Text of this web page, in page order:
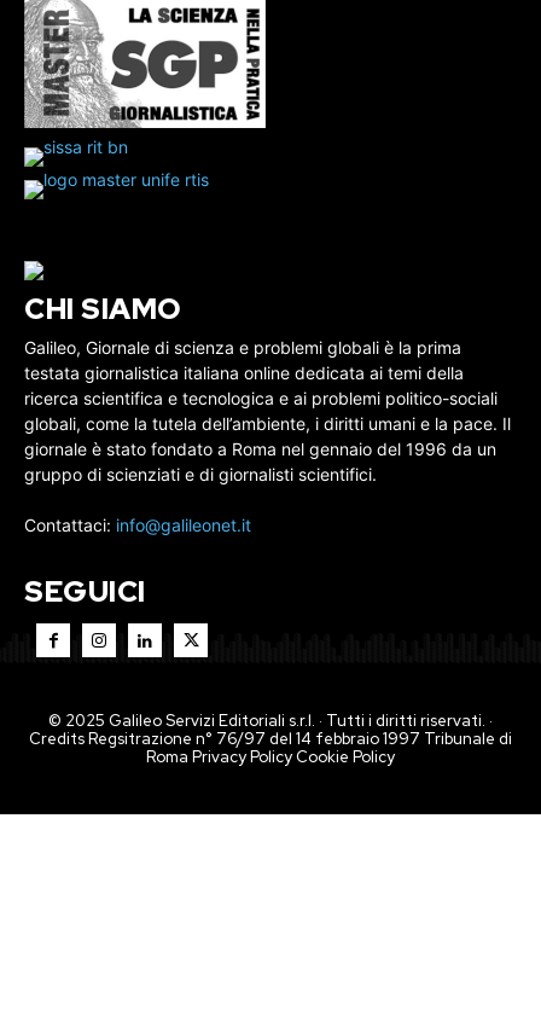
CHI SIAMO
Galileo, Giornale di scienza e problemi globali è la prima
testata giornalistica italiana online dedicata ai temi della
ricerca scientifica e tecnologica e ai problemi politico-sociali
globali, come la tutela dell’ambiente, i diritti umani e la pace. Il
giornale è stato fondato a Roma nel gennaio del 1996 da un
gruppo di scienziati e di giornalisti scientifici.
Contattaci: info@galileonet.it
SEGUICI
© 2025 Galileo Servizi Editoriali s.r.l. · Tutti i diritti riservati. ·
Credits Regsitrazione n° 76/97 del 14 febbraio 1997 Tribunale di
Roma Privacy PolicyCookie Policy